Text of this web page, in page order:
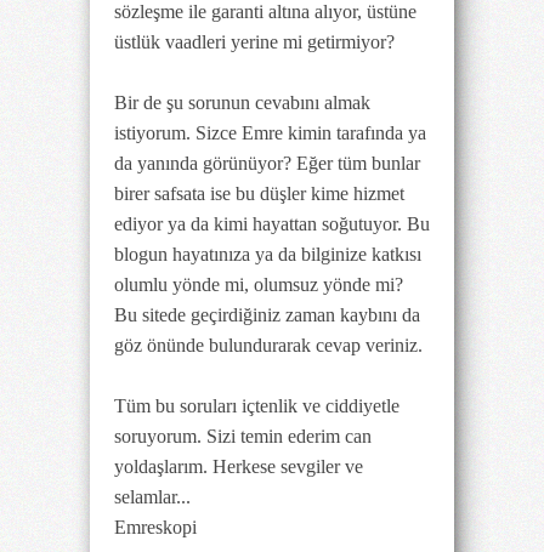
sözleşme ile garanti altına alıyor, üstüne
üstlük vaadleri yerine mi getirmiyor?
Bir de şu sorunun cevabını almak
istiyorum. Sizce Emre kimin tarafında ya
da yanında görünüyor? Eğer tüm bunlar
birer safsata ise bu düşler kime hizmet
ediyor ya da kimi hayattan soğutuyor. Bu
blogun hayatınıza ya da bilginize katkısı
olumlu yönde mi, olumsuz yönde mi?
Bu sitede geçirdiğiniz zaman kaybını da
göz önünde bulundurarak cevap veriniz.
Tüm bu soruları içtenlik ve ciddiyetle
soruyorum. Sizi temin ederim can
yoldaşlarım. Herkese sevgiler ve
selamlar...
Emreskopi